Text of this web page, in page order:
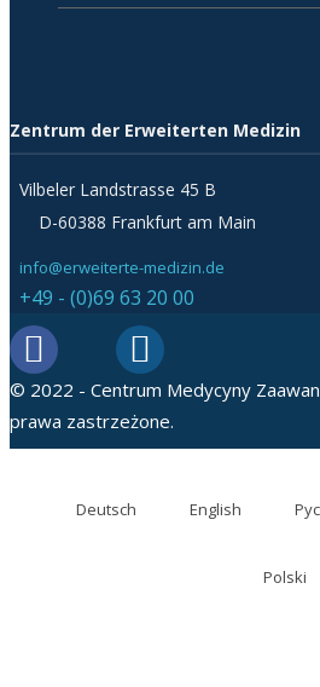
Zentrum der Erweiterten Medizin
Vilbeler Landstrasse 45 B
D-60388 Frankfurt am Main
info@erweiterte-medizin.de
+49 - (0)69 63 20 00
© 2022 - Centrum Medycyny
prawa zastrzeżone.
Deutsch English
Polski